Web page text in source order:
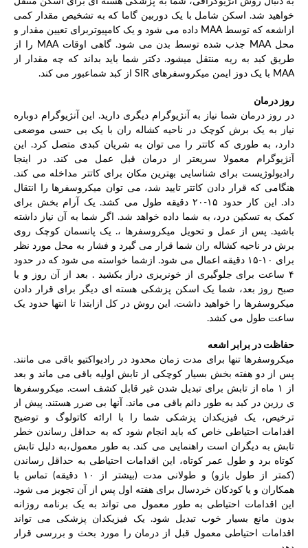
خواهید شد. اسکن شامل با یک دوربین گاما که به تشخیص مقدار کمی
ازاشعه که توسط MAA داده می شود و یک کامپیوتربرای تعیین مقدار و
محل MAA جذب شده توسط بدن می شود. گاهی اوقات MAA را از
طریق کبد به ریه منتقل میشود. دکتر شما باید بداند که چه مقدار از
MAA با یک دوز ایمن میکروسفرهای SIR از کبد شماعبور می کند.
روز درمان
در روز درمان شما نیاز به آنژیوگرام دیگری دارید. این آنژیوگرام دوباره
نیاز به یک برش کوچک در ناحیه کشاله ران با یک بی حسی موضعی
دارد، به طوری که کاتتر را می توان به شریان کبدی متصل کرد. این
آنژیوگرام معمولا سریعتر از درمان قبل عمل می کند. در اینجا
رادیولوژیست برای شناسایی بهترین مکان برای کاتتر مداخله می کند.
هنگامی که قرار دادن کاتتر تایید شد، می توان میکروسفرها را انتقال
داد. این کار حدود ۱۵-۲۰ دقیقه طول می کشد. یک آرام بخش برای
کمک به تسکین درد، به شما داده خواهد شد. اگر شما به آن نیاز داشته
باشید. پس از عمل و تحویل میکروسفرها ،. یک پانسمان کوچک روی
برش در ناحیه کشاله ران شما قرار می گیرد و فشار به محل مورد نظر
برای ۱۰-۱۵ دقیقه اعمال می شود. ازشما خواسته می شود که در حدود
۴ ساعت برای جلوگیری از خونریزی دراز بکشید . بعد از آن روز و یا
صبح روز بعد، شما یک اسکن پزشکی هسته ای دیگر برای قرار دادن
میکروسفرها را خواهید داشت. این روش در کل ازابتدا تا انتها حدود یک
ساعت طول می کشد.
حفاظت در برابر اشعه
میکروسفرها تنها برای مدت زمان محدود در رادیواکتیو باقی می مانند.
پس از دو هفته بخش بسیار کوچکی از تابش اولیه باقی می ماند و بعد
از ۱ ماه از تابش برای تبدیل شدن غیر قابل کشف است. میکروسفرها
ی رزین در کبد به طور دائم باقی می ماند. آنها بی ضرر هستند. پیش از
ترخیص، یک فیزیکدان پزشکی شما را با ارائه کاتولوگ و توضیح
اقدامات احتیاطی خاص که باید انجام شود که به حداقل رساندن خطر
تابش به دیگران است راهنمایی می کند. به طور معمول،به دلیل تابش
کوتاه برد و طول عمر کوتاه، این اقدامات احتیاطی به حداقل رساندن
(کمتر از طول بازو) و طولانی مدت (بیشتر از ۱۰ دقیقه) تماس با
همکاران و یا کودکان خردسال برای هفته اول پس از آن تجویز می شود.
این اقدامات احتیاطی به طور معمول می تواند به یک برنامه روزانه
بدون مانع بسیار خوب تبدیل شود. یک فیزیکدان پزشکی می تواند
اقدامات احتیاطی معمول قبل از درمان را مورد بحث و بررسی قرار